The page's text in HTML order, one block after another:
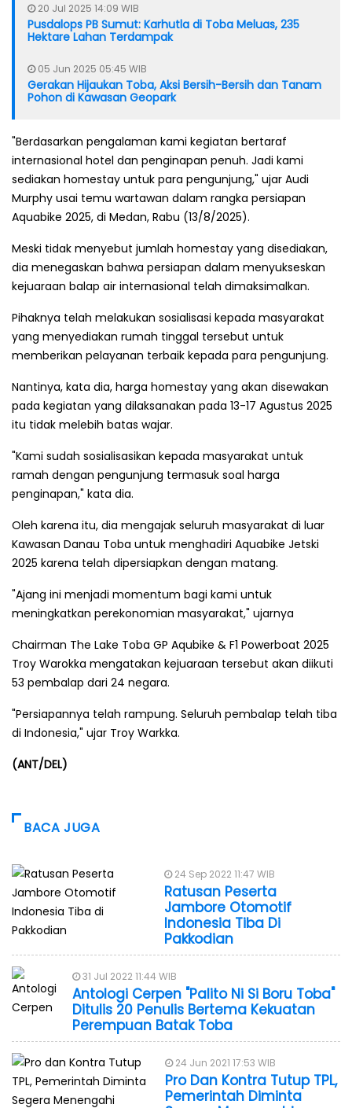
20 Jul 2025 14:09 WIB
Pusdalops PB Sumut: Karhutla di Toba Meluas, 235
Hektare Lahan Terdampak
05 Jun 2025 05:45 WIB
Gerakan Hijaukan Toba, Aksi Bersih-Bersih dan Tanam
Pohon di Kawasan Geopark
"Berdasarkan pengalaman kami kegiatan bertaraf
internasional hotel dan penginapan penuh. Jadi kami
sediakan homestay untuk para pengunjung," ujar Audi
Murphy usai temu wartawan dalam rangka persiapan
Aquabike 2025, di Medan, Rabu (13/8/2025).
Meski tidak menyebut jumlah homestay yang disediakan,
dia menegaskan bahwa persiapan dalam menyukseskan
kejuaraan balap air internasional telah dimaksimalkan.
Pihaknya telah melakukan sosialisasi kepada masyarakat
yang menyediakan rumah tinggal tersebut untuk
memberikan pelayanan terbaik kepada para pengunjung.
Nantinya, kata dia, harga homestay yang akan disewakan
pada kegiatan yang dilaksanakan pada 13-17 Agustus 2025
itu tidak melebih batas wajar.
"Kami sudah sosialisasikan kepada masyarakat untuk
ramah dengan pengunjung termasuk soal harga
penginapan," kata dia.
Oleh karena itu, dia mengajak seluruh masyarakat di luar
Kawasan Danau Toba untuk menghadiri Aquabike Jetski
2025 karena telah dipersiapkan dengan matang.
"Ajang ini menjadi momentum bagi kami untuk
meningkatkan perekonomian masyarakat," ujarnya
Chairman The Lake Toba GP Aqubike & F1 Powerboat 2025
Troy Warokka mengatakan kejuaraan tersebut akan diikuti
53 pembalap dari 24 negara.
"Persiapannya telah rampung. Seluruh pembalap telah tiba
di Indonesia," ujar Troy Warkka.
(ANT/DEL)
BACA JUGA
24 Sep 2022 11:47 WIB
Ratusan Peserta
Jambore Otomotif
Indonesia Tiba Di
Pakkodian
31 Jul 2022 11:44 WIB
Antologi Cerpen "Palito Ni Si Boru Toba"
Ditulis 20 Penulis Bertema Kekuatan
Perempuan Batak Toba
24 Jun 2021 17:53 WIB
Pro Dan Kontra Tutup TPL,
Pemerintah Diminta